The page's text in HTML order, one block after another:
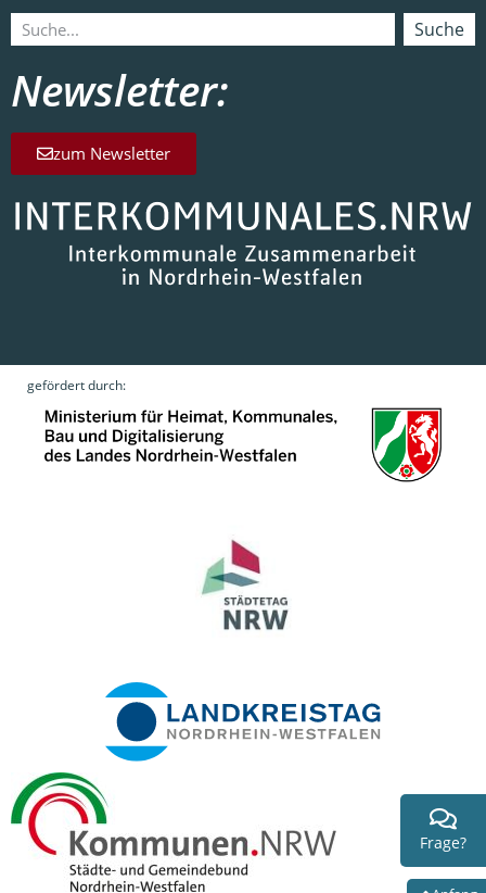
Suche
Newsletter:
zum Newsletter
gefördert durch:
Frage?